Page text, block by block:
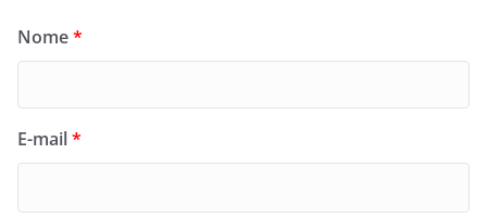
Nome*
E-mail*